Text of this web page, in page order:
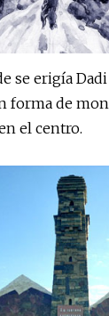
se erigía
forma de
el centro.